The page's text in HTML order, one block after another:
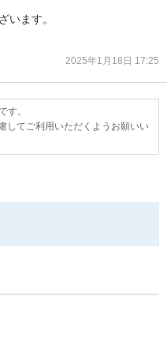
います。
2025年1月18日 17:25
す。
してご利用いただくようお願いい